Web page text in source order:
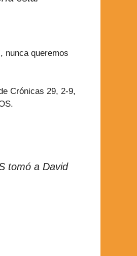
nunca queremos
Crónicas 29, 2-9,
tomó a David